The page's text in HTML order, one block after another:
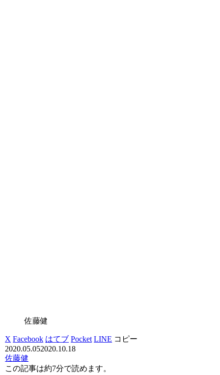
佐藤健
X Facebook はてブ Pocket LINE コピー
2020.05.052020.10.18
佐藤健
この記事は約7分で読めます。